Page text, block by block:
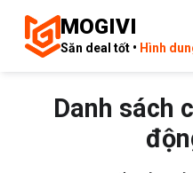
MOGIVI
Săn deal tốt • Hình
Danh sách